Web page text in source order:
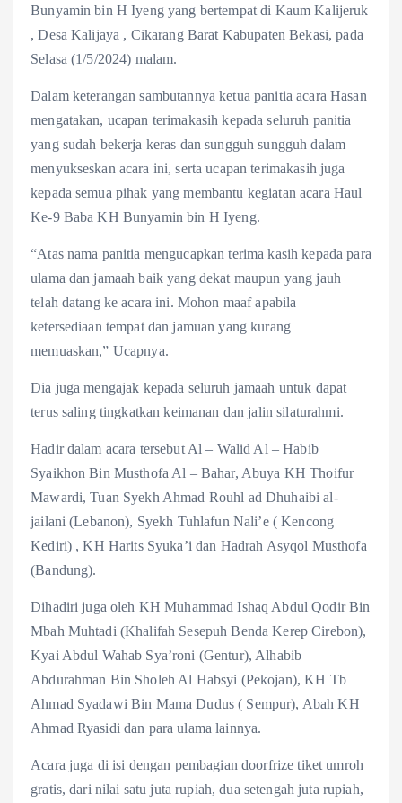
Bunyamin bin H Iyeng yang bertempat di Kaum Kalijeruk
, Desa Kalijaya , Cikarang Barat Kabupaten Bekasi, pada
Selasa (1/5/2024) malam.
Dalam keterangan sambutannya ketua panitia acara Hasan
mengatakan, ucapan terimakasih kepada seluruh panitia
yang sudah bekerja keras dan sungguh sungguh dalam
menyukseskan acara ini, serta ucapan terimakasih juga
kepada semua pihak yang membantu kegiatan acara Haul
Ke-9 Baba KH Bunyamin bin H Iyeng.
“Atas nama panitia mengucapkan terima kasih kepada para
ulama dan jamaah baik yang dekat maupun yang jauh
telah datang ke acara ini. Mohon maaf apabila
ketersediaan tempat dan jamuan yang kurang
memuaskan,” Ucapnya.
Dia juga mengajak kepada seluruh jamaah untuk dapat
terus saling tingkatkan keimanan dan jalin silaturahmi.
Hadir dalam acara tersebut Al – Walid Al – Habib
Syaikhon Bin Musthofa Al – Bahar, Abuya KH Thoifur
Mawardi, Tuan Syekh Ahmad Rouhl ad Dhuhaibi al-
jailani (Lebanon), Syekh Tuhlafun Nali’e ( Kencong
Kediri) , KH Harits Syuka’i dan Hadrah Asyqol Musthofa
(Bandung).
Dihadiri juga oleh KH Muhammad Ishaq Abdul Qodir Bin
Mbah Muhtadi (Khalifah Sesepuh Benda Kerep Cirebon),
Kyai Abdul Wahab Sya’roni (Gentur), Alhabib
Abdurahman Bin Sholeh Al Habsyi (Pekojan), KH Tb
Ahmad Syadawi Bin Mama Dudus ( Sempur), Abah KH
Ahmad Ryasidi dan para ulama lainnya.
Acara juga di isi dengan pembagian doorfrize tiket umroh
gratis, dari nilai satu juta rupiah, dua setengah juta rupiah,